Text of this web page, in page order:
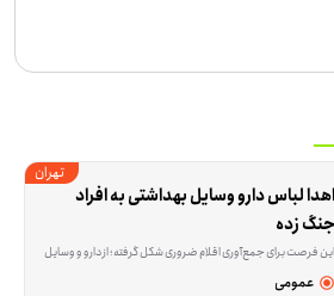
تهران
اهدا لباس دارو وسایل بهداشتی به افراد
جنگ زده
این فرصت برای جمع‌آوری اقلام ضروری شکل گرفته؛ از دارو و وسایل بهداشتی مثل پوشک و شیر خشک تا لباس نو یا در حد نو، پک‌های ارزاق و بعضی وسایل خانه. هدف این است که بخشی از
عمومی